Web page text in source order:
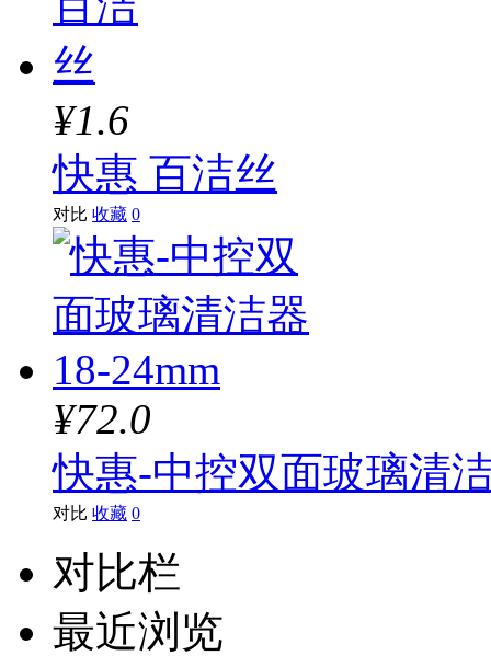
¥1.6
快惠 百洁丝
对比 收藏 0
¥72.0
快惠-中控双面玻璃清
对比 收藏 0
对比栏
最近浏览